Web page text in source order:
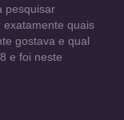
pesquisar
quais
gostava e qual
e foi neste